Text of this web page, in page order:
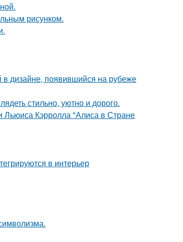
рисунком.
дизайне, появившийся на рубеже
стильно, уютно и дорого.
Льюиса Кэрролла "Алиса в Стране
в интерьер